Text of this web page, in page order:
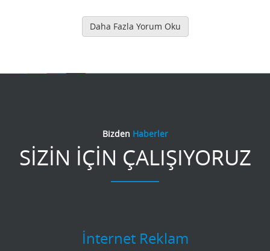
Daha Fazla Yorum Oku
Bizden Haberler
SİZİN İÇİN ÇALIŞIYORUZ
İnternet Reklam